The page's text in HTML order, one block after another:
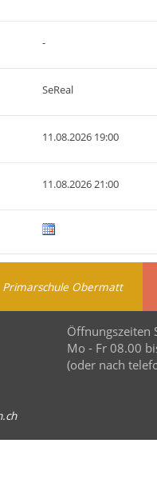
-
SeReal
11.08.2026 19:00
11.08.2026 21:00
Primarschule Obermatt
Öffnungszeiten
Mo - Fr 08.00
(oder nach